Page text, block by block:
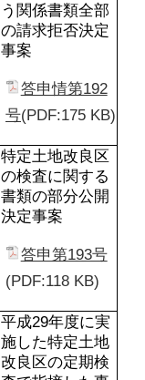
う関係書類全部
の請求拒否決定
事案
答申情第192
号(PDF:175 KB)
特定土地改良区
の検査に関する
書類の部分公開
決定事案
答申第193号
(PDF:118 KB)
平成29年度に実
施した特定土地
改良区の定期検